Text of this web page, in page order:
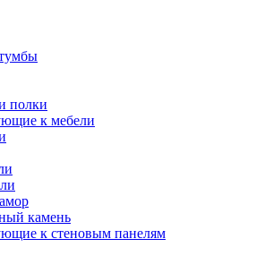
полки
к мебели
камень
к стеновым панелям